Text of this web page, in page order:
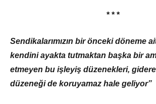
* * *
Sendikalarımızın bir önceki döneme
kendini ayakta tutmaktan başka bir
etmeyen bu işleyiş düzenekleri,
düzeneği de koruyamaz hale geliyor”